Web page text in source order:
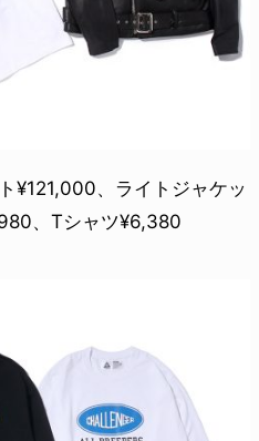
¥121,000、ライトジャケッ
、Tシャツ¥6,380